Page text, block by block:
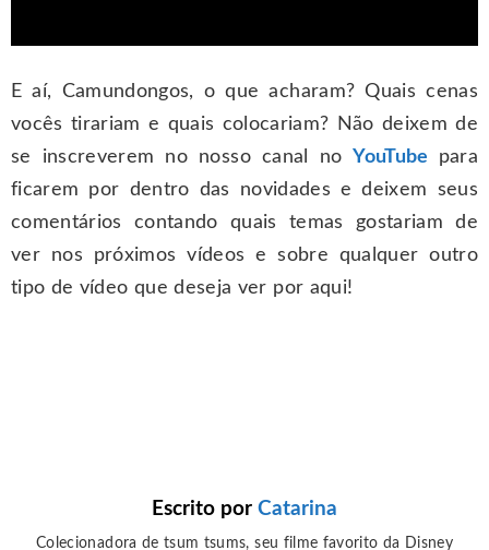
E aí, Camundongos, o que acharam? Quais cenas
vocês tirariam e quais colocariam? Não deixem de
se inscreverem no nosso canal noYouTube
para
ficarem por dentro das novidades e deixem seus
comentários contando quais temas gostariam de
ver nos próximos vídeos e sobre qualquer outro
tipo de vídeo que deseja ver por aqui!
Escrito por Catarina
Colecionadora de tsum tsums, seu filme favorito da Disney